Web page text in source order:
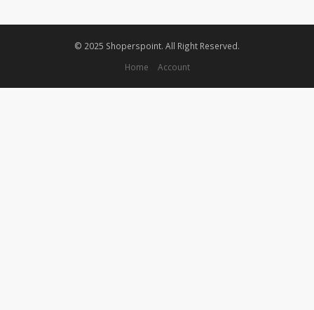
© 2025 Shoperspoint. All Right Reserved.
Home
Account